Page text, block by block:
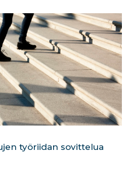
työriidan sovittelua